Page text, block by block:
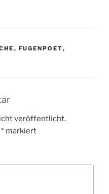
, FUGENPOET,
veröffentlicht.
* markiert